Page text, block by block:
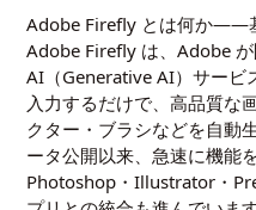
Adobe Firefly とは何か——
Adobe Firefly は、Adobe
AI（Generative AI）サービ
入力するだけで、高品質な
クター・ブラシなどを自動
ータ公開以来、急速に機能
Photoshop・Illustrator・